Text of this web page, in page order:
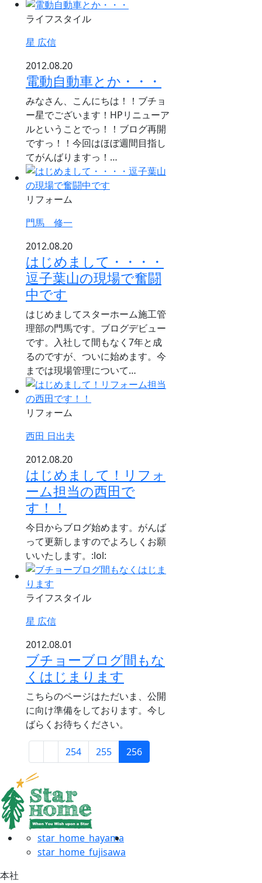
ライフスタイル
星 広信
2012.08.20
電動自動車とか・・・
みなさん、こんにちは！！ブチョ
ー星でございます！HPリニューア
ルということでっ！！ブログ再開
ですっ！！今回はほぼ週間目指し
てがんばりますっ！…
リフォーム
門馬 修一
2012.08.20
はじめまして・・・・
逗子葉山の現場で奮闘
中です
はじめましてスターホーム施工管
理部の門馬です。ブログデビュー
です。入社して間もなく7年と成
るのですが、ついに始めます。今
までは現場管理について…
リフォーム
西田 日出夫
2012.08.20
はじめまして！リフォ
ーム担当の西田で
す！！
今日からブログ始めます。がんば
って更新しますのでよろしくお願
いいたします。:lol:
ライフスタイル
星 広信
2012.08.01
ブチョーブログ間もな
くはじまります
こちらのページはただいま、公開
に向け準備をしております。今し
ばらくお待ちください。
254 255 256
star_home_hayama
star_home_fujisawa
本社